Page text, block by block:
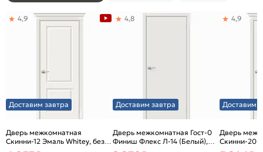
Доставим завтра
Дверь межкомнатная
Скинни-12 Эмаль Whitey, без
декора, глухая, без стекла,
4,9
Доставим завтра
Дверь межкомнатная Гост-0
Финиш Флекс Л-14 (Белый),
глухая, каркасно-щитовая
4,8
Доставим
Дверь
Скинни-20
декора,
4,9